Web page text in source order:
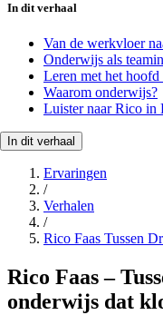
In dit verhaal
Van de werkvloer
Onderwijs als
Leren met het hoofd
Waarom onderwijs?
Luister naar Rico in
In dit verhaal
Ervaringen
/
Verhalen
/
Rico Faas Tussen
Rico Faas –
onderwijs dat